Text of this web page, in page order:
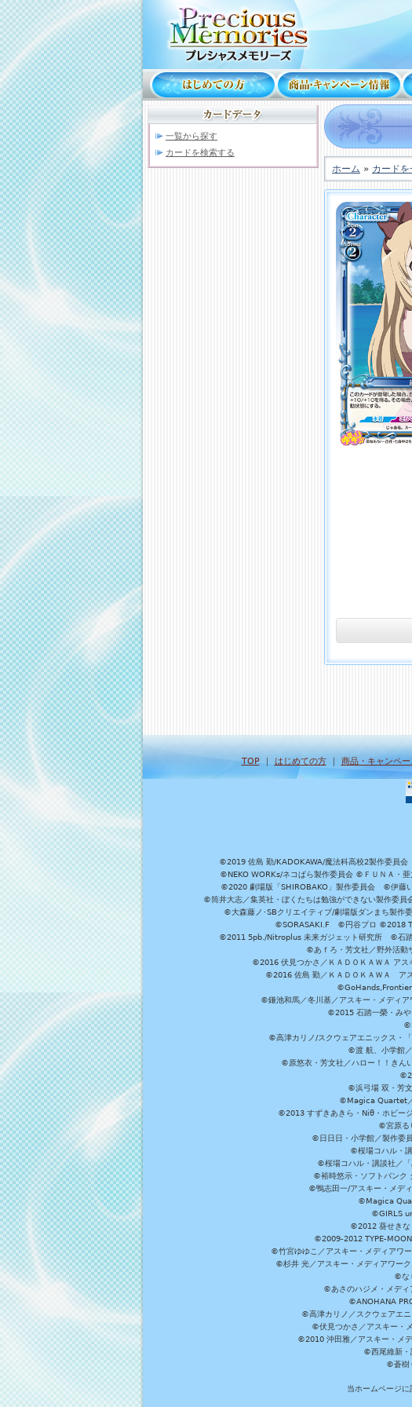
一覧から探す
カードを検索する
ホーム » カード
TOP｜ はじめての方｜ 商品・キャンペー
©2019 佐島 勤/KADOKAWA/魔法科高校2製作委員
©NEKO WORKs/ネコぱら製作委員会 ©ＦＵＮＡ・
©2020 劇場版「SHIROBAKO」製作委員会 ©伊藤
©筒井大志／集英社・ぼくたちは勉強ができない製作委
©大森藤ノ･SBクリエイティブ/劇場版ダンまち製
©SORASAKI.F ©円谷プロ ©2018
©2011 5pb./Nitroplus 未来ガジェット研究所 ©石踏
©あｆろ・芳文社／野外活
©2016 伏見つかさ／ＫＡＤＯＫＡＷＡ ア
©2016 佐島 勤／ＫＡＤＯＫＡＷＡ ア
©GoHands,Frontier
©鎌池和馬／冬川基／アスキー・メディ
©2015 石踏一榮・みや
©高津カリノ/スクウェアエニックス・
©渡 航、小学館
©原悠衣・芳文社／ハロー！！きん
©浜弓場 双・芳
©Magica Quartet
©2013 すずきあきら・Niθ・ホビー
©宮原る
©日日日・小学館／製作委
©桜場コハル・
©桜場コハル・講談社／
©裕時悠示・ソフトバンク
©鴨志田一/アスキー・メ
©Magica
©GIRLS
©2012 葵せきな
©2009-2012 TYPE-
©竹宮ゆゆこ／アスキー・メディアワ
©杉井 光／アスキー・メディアワー
©な
©あさのハジメ・メデ
©ANOHANA
©高津カリノ／スクウェアエ
©伏見つかさ／アスキー・
©2010 沖田雅／アスキー・メ
©西尾維新・
©蒼樹
当ホームページ